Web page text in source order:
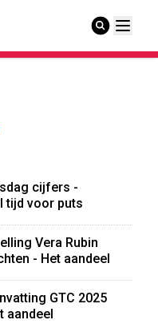
cijfers -
tijd voor puts
Vera Rubin
- Het aandeel
GTC 2025
aandeel